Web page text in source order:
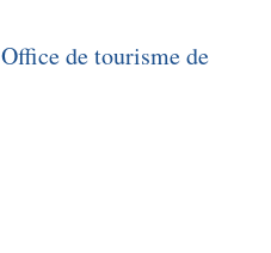
Office de tourisme de